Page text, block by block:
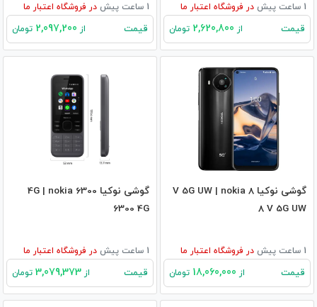
1 ساعت پیش در فروشگاه اعتبار ما
قیمت از تومان
1 ساعت پیش در فروشگاه اعتبار ما
قیمت از تومان
گوشی نوکیا 8 V 5G UW | nokia
8 V 5G UW
1 ساعت پیش در فروشگاه اعتبار ما
قیمت از تومان
گوشی نوکیا 6300 4G | nokia
6300 4G
1 ساعت پیش در فروشگاه اعتبار ما
قیمت از تومان